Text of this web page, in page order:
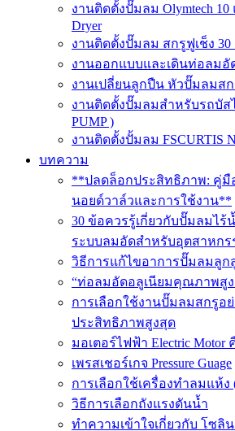
งานติดตั้งปั๊มลม Olymtech
Dryer
งานติดตั้งปั๊มลม สกรูฟูเช็ง 30
งานออกแบบและเดินท่อลมอั
งานเปลี่ยนลูกปืน หัวปั๊มลมสก
งานติดตั้งปั๊มลมสำหรับรถบัส
PUMP )
งานติดตั้งปั้มลม FSCURTIS
บทความ
**ปลดล็อกประสิทธิภาพ: คู่
นอยด์วาล์วและการใช้งาน**
30 ข้อควรรู้เกี่ยวกับปั๊มลมไ
ระบบลมอัดสำหรับอุตสาหกร
วิธีการแก้ไขอาการปั๊มลมลูกสู
“ท่อลมอัดอลูเนียมคุณภาพสูง
การเลือกใช้งานปั๊มลมสกรูอ
ประสิทธิภาพสูงสุด
มอเตอร์ไฟฟ้า Electric
เพรสเชอร์เกจ Pressure Guage
การเลือกใช้เครื่องทำลมแห้ง
วิธีการเลือกถังแรงดันน้ำ
ทำความเข้าใจเกี่ยวกับ โซลิ